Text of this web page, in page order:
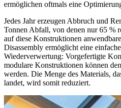
ermöglichen oftmals eine
Jedes Jahr erzeugen Abbruch und
Tonnen Abfall, von denen nur65 %
auf diese Konstruktionen
Disassembly ermöglicht eine
Wiederverwertung: Vorgefertigte
modulare Konstruktionen können
werden. Die Menge des Materials,
landet, wird somit reduziert.